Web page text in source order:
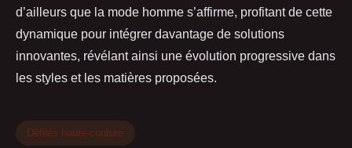
d’ailleurs que la mode homme s’affirme, profitant de cette
dynamique pour intégrer davantage de solutions
innovantes, révélant ainsi une évolution progressive dans
les styles et les matières proposées.
Défilés haute-couture